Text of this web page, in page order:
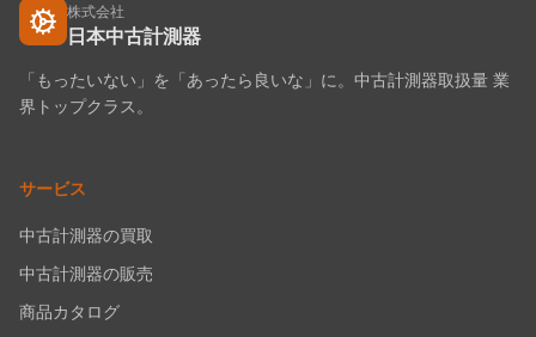
株式会社
日本中古計測器
「もったいない」を「あったら良いな」に。中古計測器取扱量 業
界トップクラス。
サービス
中古計測器の買取
中古計測器の販売
商品カタログ